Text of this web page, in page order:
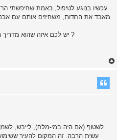
עכשיו בנוגע לטיפול, באמת שחיפשתי
מאבד את החדות, משחיזים אותם עם אבני
יש לכם איזה שהוא מדריך המפרט? את כול הטיפולים שיש לבצע ?
לשטוף (אם היה במי-מלח), לייבש, לשמן
עשית הרבה. זה המקום להעיר